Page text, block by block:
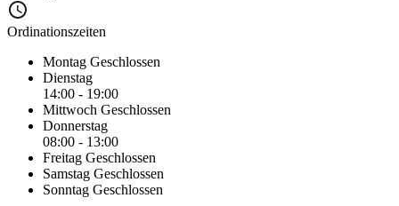
Ordinationszeiten
Montag Geschlossen
Dienstag
14:00 - 19:00
Mittwoch Geschlossen
Donnerstag
08:00 - 13:00
Freitag Geschlossen
Samstag Geschlossen
Sonntag Geschlossen